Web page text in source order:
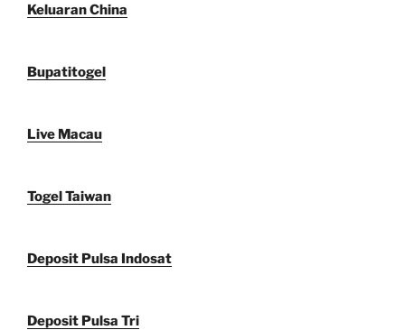
Keluaran China
Bupatitogel
Live Macau
Togel Taiwan
Deposit Pulsa Indosat
Deposit Pulsa Tri